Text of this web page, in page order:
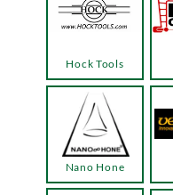
Hock Tools
Nano Hone